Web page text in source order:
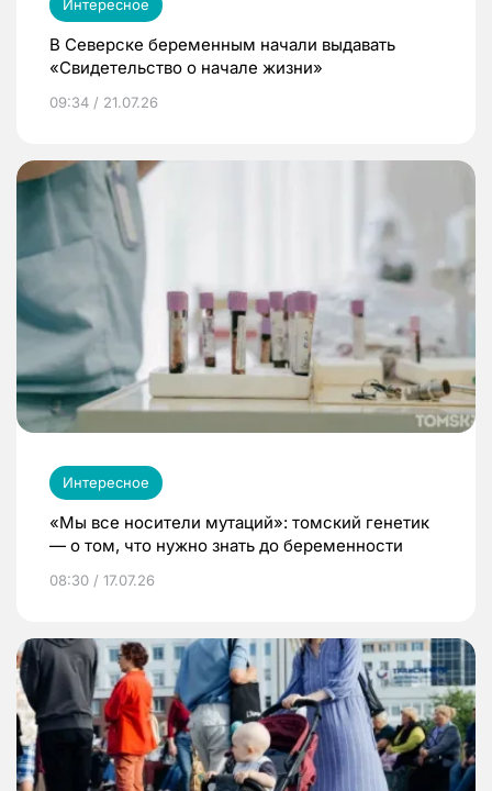
Интересное
В Северске беременным начали выдавать
«Свидетельство о начале жизни»
09:34 / 21.07.26
Интересное
«Мы все носители мутаций»: томский генетик
— о том, что нужно знать до беременности
08:30 / 17.07.26